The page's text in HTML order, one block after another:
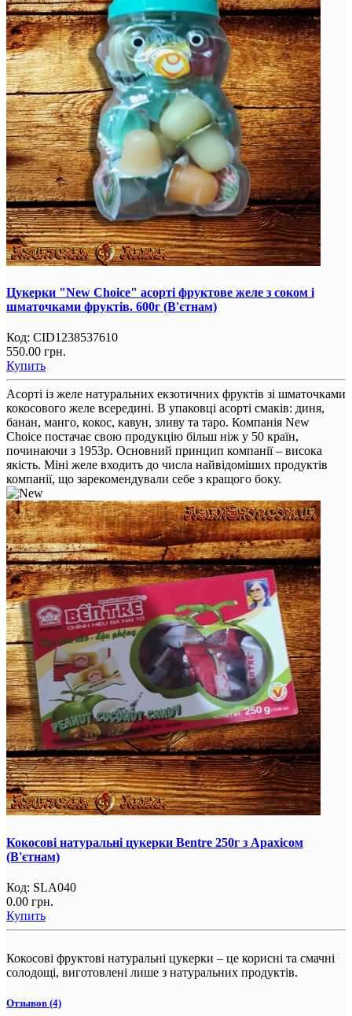
Цукерки "New Choice" асорті фруктове желе з соком і
шматочками фруктів. 600г (В'єтнам)
Код: CID1238537610
550.00 грн.
Купить
Асорті із желе натуральних екзотичних фруктів зі шматочками
кокосового желе всередині. В упаковці асорті смаків: диня,
банан, манго, кокос, кавун, зливу та таро. Компанія New
Choice постачає свою продукцію більш ніж у 50 країн,
починаючи з 1953р. Основний принцип компанії – висока
якість. Міні желе входить до числа найвідоміших продуктів
компанії, що зарекомендували себе з кращого боку.
Кокосові натуральні цукерки Bentre 250г з Арахісом
(В'єтнам)
Код: SLA040
0.00 грн.
Купить
Кокосові фруктові натуральні цукерки – це корисні та смачні
солодощі, виготовлені лише з натуральних продуктів.
Отзывов (4)